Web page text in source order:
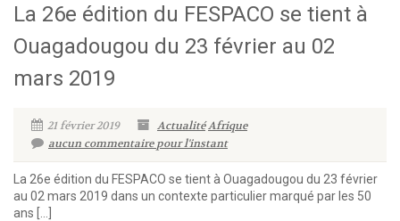
La 26e édition du FESPACO se tient à
Ouagadougou du 23 février au 02
mars 2019
21 février 2019 ActualitéAfrique
aucun commentaire pour l'instant
La 26e édition du FESPACO se tient à Ouagadougou du 23 février
au 02 mars 2019 dans un contexte particulier marqué par les 50
ans […]